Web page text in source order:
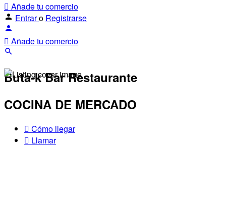
Añade tu comercio
Entraro Registrarse
Añade tu comercio
Buta-k Bar Restaurante
COCINA DE MERCADO
Cómo llegar
Llamar